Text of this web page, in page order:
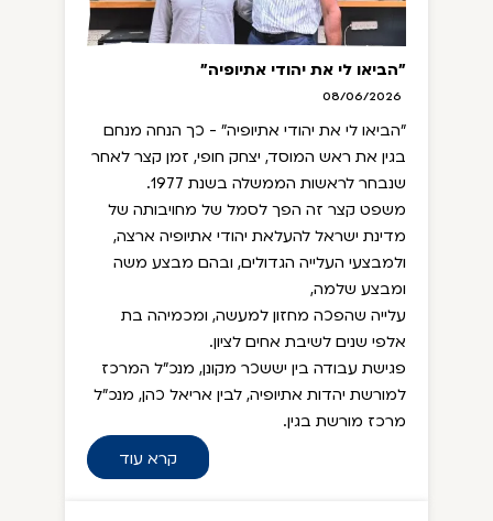
"הביאו לי את יהודי אתיופיה"
08/06/2026
"הביאו לי את יהודי אתיופיה" - כך הנחה מנחם
בגין את ראש המוסד, יצחק חופי, זמן קצר לאחר
שנבחר לראשות הממשלה בשנת 1977.
משפט קצר זה הפך לסמל של מחויבותה של
מדינת ישראל להעלאת יהודי אתיופיה ארצה,
ולמבצעי העלייה הגדולים, ובהם מבצע משה
ומבצע שלמה,
עלייה שהפכה מחזון למעשה, ומכמיהה בת
אלפי שנים לשיבת אחים לציון.
פגישת עבודה בין יששכר מקונן, מנכ"ל המרכז
למורשת יהדות אתיופיה, לבין אריאל כהן, מנכ"ל
מרכז מורשת בגין.
קרא עוד